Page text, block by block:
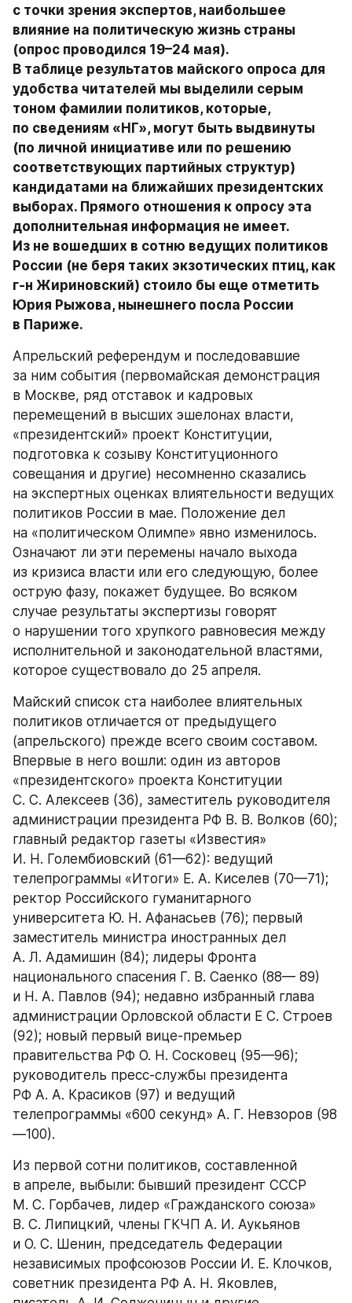
с точки зрения экспертов, наибольшее
влияние на политическую жизнь страны
(опрос проводился 19–24 мая).
В таблице результатов майского опроса для
удобства читателей мы выделили серым
тоном фамилии политиков, которые,
по сведениям «НГ», могут быть выдвинуты
(по личной инициативе или по решению
соответствующих партийных структур)
кандидатами на ближайших президентских
выборах. Прямого отношения к опросу эта
дополнительная информация не имеет.
Из не вошедших в сотню ведущих политиков
России (не беря таких экзотических птиц, как
г-н Жириновский) стоило бы еще отметить
Юрия Рыжова, нынешнего посла России
в Париже.
Апрельский референдум и последовавшие
за ним события (первомайская демонстрация
в Москве, ряд отставок и кадровых
перемещений в высших эшелонах власти,
«президентский» проект Конституции,
подготовка к созыву Конституционного
совещания и другие) несомненно сказались
на экспертных оценках влиятельности ведущих
политиков России в мае. Положение дел
на «политическом Олимпе» явно изменилось.
Означают ли эти перемены начало выхода
из кризиса власти или его следующую, более
острую фазу, покажет будущее. Во всяком
случае результаты экспертизы говорят
о нарушении того хрупкого равновесия между
исполнительной и законодательной властями,
которое существовало до 25 апреля.
Майский список ста наиболее влиятельных
политиков отличается от предыдущего
(апрельского) прежде всего своим составом.
Впервые в него вошли: один из авторов
«президентского» проекта Конституции
С. С. Алексеев (36), заместитель руководителя
администрации президента РФ В. В. Волков (60);
главный редактор газеты «Известия»
И. Н. Голембиовский (61—62): ведущий
телепрограммы «Итоги» Е. А. Киселев (70—71);
ректор Российского гуманитарного
университета Ю. Н. Афанасьев (76); первый
заместитель министра иностранных дел
А. Л. Адамишин (84); лидеры Фронта
национального спасения Г. В. Саенко (88— 89)
и Н. А. Павлов (94); недавно избранный глава
администрации Орловской области Е С. Строев
(92); новый первый вице-премьер
правительства РФ О. Н. Сосковец (95—96);
руководитель пресс-службы президента
РФ А. А. Красиков (97) и ведущий
телепрограммы «600 секунд» А. Г. Невзоров (98
—100).
Из первой сотни политиков, составленной
в апреле, выбыли: бывший президент СССР
М. С. Горбачев, лидер «Гражданского союза»
В. С. Липицкий, члены ГКЧП А. И. Аукьянов
и О. С. Шенин, председатель Федерации
независимых профсоюзов России И. Е. Клочков,
советник президента РФ А. Н. Яковлев,